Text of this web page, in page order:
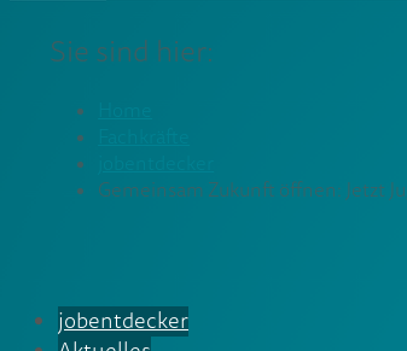
Sie sind hier:
Gemeinsam Zukunft öffnen: Jetzt
jobentdecker